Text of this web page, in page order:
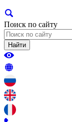
Поиск по сайту
Найти